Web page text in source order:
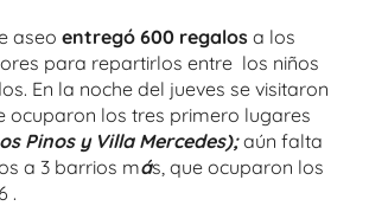
aseo entregó 600 regalos a los
para repartirlos entre los niños
En la noche del jueves se visitaron
ocuparon los tres primero lugares
Pinos y Villa Mercedes);aún falta
a 3 barrios más, que ocuparon los
.